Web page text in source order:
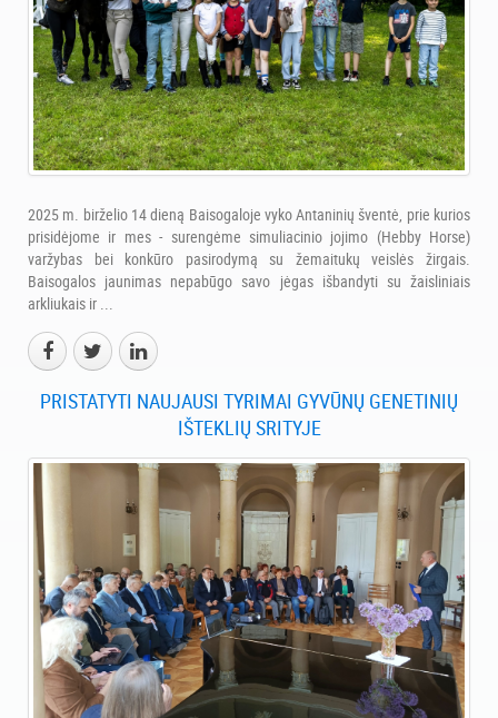
2025 m. birželio 14 dieną Baisogaloje vyko Antaninių šventė, prie kurios
prisidėjome ir mes - surengėme simuliacinio jojimo (Hebby Horse)
varžybas bei konkūro pasirodymą su žemaitukų veislės žirgais.
Baisogalos jaunimas nepabūgo savo jėgas išbandyti su žaisliniais
arkliukais ir ...
PRISTATYTI NAUJAUSI TYRIMAI GYVŪNŲ GENETINIŲ
IŠTEKLIŲ SRITYJE